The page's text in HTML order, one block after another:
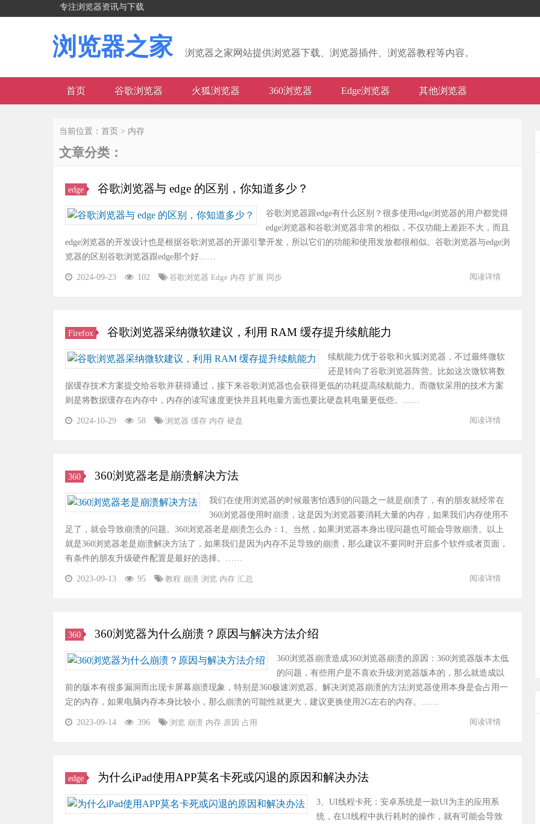
专注浏览器资讯与下载
浏览器之家 浏览器之家网站提供浏览器下载、浏览器插件、浏览器教程等内容。
首页 谷歌浏览器 火狐浏览器 360浏览器 Edge浏览器 其他浏览器
当前位置： 首页 > 内存
文章分类：
edge 谷歌浏览器与 edge 的区别，你知道多少？
谷歌浏览器跟edge有什么区别？很多使用edge浏览器的用户都觉得
edge浏览器和谷歌浏览器非常的相似，不仅功能上差距不大，而且
edge浏览器的开发设计也是根据谷歌浏览器的开源引擎开发，所以它们的功能和使用发放都很相似。谷歌浏览器与edge浏
览器的区别谷歌浏览器跟edge那个好……
2024-09-23 102 谷歌浏览器 Edge 内存 扩展 同步 阅读详情
Firefox 谷歌浏览器采纳微软建议，利用 RAM 缓存提升续航能力
续航能力优于谷歌和火狐浏览器，不过最终微软
还是转向了谷歌浏览器阵营。比如这次微软将数
据缓存技术方案提交给谷歌并获得通过，接下来谷歌浏览器也会获得更低的功耗提高续航能力。而微软采用的技术方案
则是将数据缓存在内存中，内存的读写速度更快并且耗电量方面也要比硬盘耗电量更低些。……
2024-10-29 58 浏览器 缓存 内存 硬盘 阅读详情
360 360浏览器老是崩溃解决方法
我们在使用浏览器的时候最害怕遇到的问题之一就是崩溃了，有的朋友就经常在
360浏览器使用时崩溃，这是因为浏览器要消耗大量的内存，如果我们内存使用不
足了，就会导致崩溃的问题。360浏览器老是崩溃怎么办：1、当然，如果浏览器本身出现问题也可能会导致崩溃。以上
就是360浏览器老是崩溃解决方法了，如果我们是因为内存不足导致的崩溃，那么建议不要同时开启多个软件或者页面，
有条件的朋友升级硬件配置是最好的选择。……
2023-09-13 95 教程 崩溃 浏览 内存 汇总 阅读详情
360 360浏览器为什么崩溃？原因与解决方法介绍
360浏览器崩溃造成360浏览器崩溃的原因：360浏览器版本太低
的问题，有些用户是不喜欢升级浏览器版本的，那么就造成以
前的版本有很多漏洞而出现卡屏幕崩溃现象，特别是360极速浏览器。解决浏览器崩溃的方法浏览器使用本身是会占用一
定的内存，如果电脑内存本身比较小，那么崩溃的可能性就更大，建议更换使用2G左右的内存。……
2023-09-14 396 浏览 崩溃 内存 原因 占用 阅读详情
edge 为什么iPad使用APP莫名卡死或闪退的原因和解决办法
3、UI线程卡死：安卓系统是一款UI为主的应用系
统，在UI线程中执行耗时的操作，就有可能会导致